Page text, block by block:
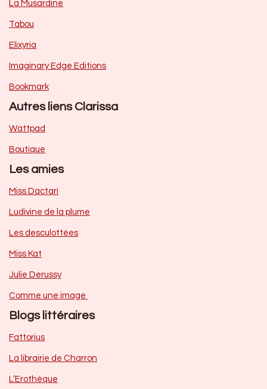
La Musardine
Tabou
Elixyria
Imaginary Edge Editions
Bookmark
Autres liens Clarissa
Wattpad
Boutique
Les amies
Miss Dactari
Ludivine de la plume
Les desculottées
Miss Kat
Julie Derussy
Comme une image
Blogs littéraires
Fattorius
La librairie de Charron
L’Erothèque